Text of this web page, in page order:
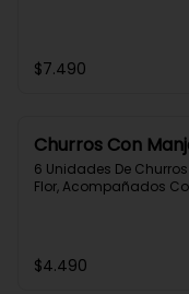
$7.490
Churros Con
6 Unidades De
Flor, Acompañados
$4.490